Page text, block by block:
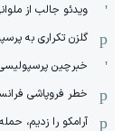
ویدئو جالب از
گلزن تکراری به
خبرچین
خطر فروپاشی
آرامکو را زدیم،